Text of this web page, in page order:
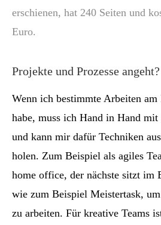
erschienen, hat 240 Seiten und
Euro.
Projekte und Prozesse angeht?
Wenn ich bestimmte Arbeiten
habe, muss ich Hand in Hand
und kann mir dafür Techniken
holen. Zum Beispiel als agiles
home office, der nächste sitzt im
wie zum Beispiel Meistertask,
zu arbeiten. Für kreative Teams